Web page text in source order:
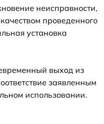
неисправности,
проведенного
установка
выход из
заявленным
использовании.